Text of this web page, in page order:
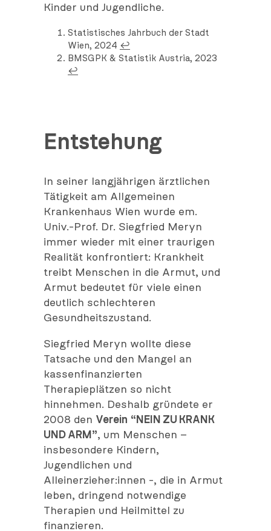
Kinder und Jugendliche.
Statistisches Jahrbuch der Stadt
Wien, 2024 ↩︎
BMSGPK & Statistik Austria, 2023
↩︎
Entstehung
In seiner langjährigen ärztlichen
Tätigkeit am Allgemeinen
Krankenhaus Wien wurde em.
Univ.-Prof. Dr. Siegfried Meryn
immer wieder mit einer traurigen
Realität konfrontiert: Krankheit
treibt Menschen in die Armut, und
Armut bedeutet für viele einen
deutlich schlechteren
Gesundheitszustand.
Siegfried Meryn wollte diese
Tatsache und den Mangel an
kassenfinanzierten
Therapieplätzen so nicht
hinnehmen. Deshalb gründete er
2008 den Verein “NEIN ZU KRANK
UND ARM”, um Menschen –
insbesondere Kindern,
Jugendlichen und
Alleinerzieher:innen -, die in Armut
leben, dringend notwendige
Therapien und Heilmittel zu
finanzieren.